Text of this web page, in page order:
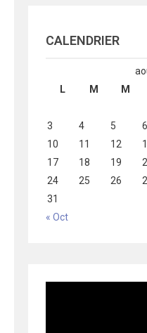
CALENDRIER
L
M M
3
4 5 6
10
11 12
17
18 19
24
25 26
31
« Oct